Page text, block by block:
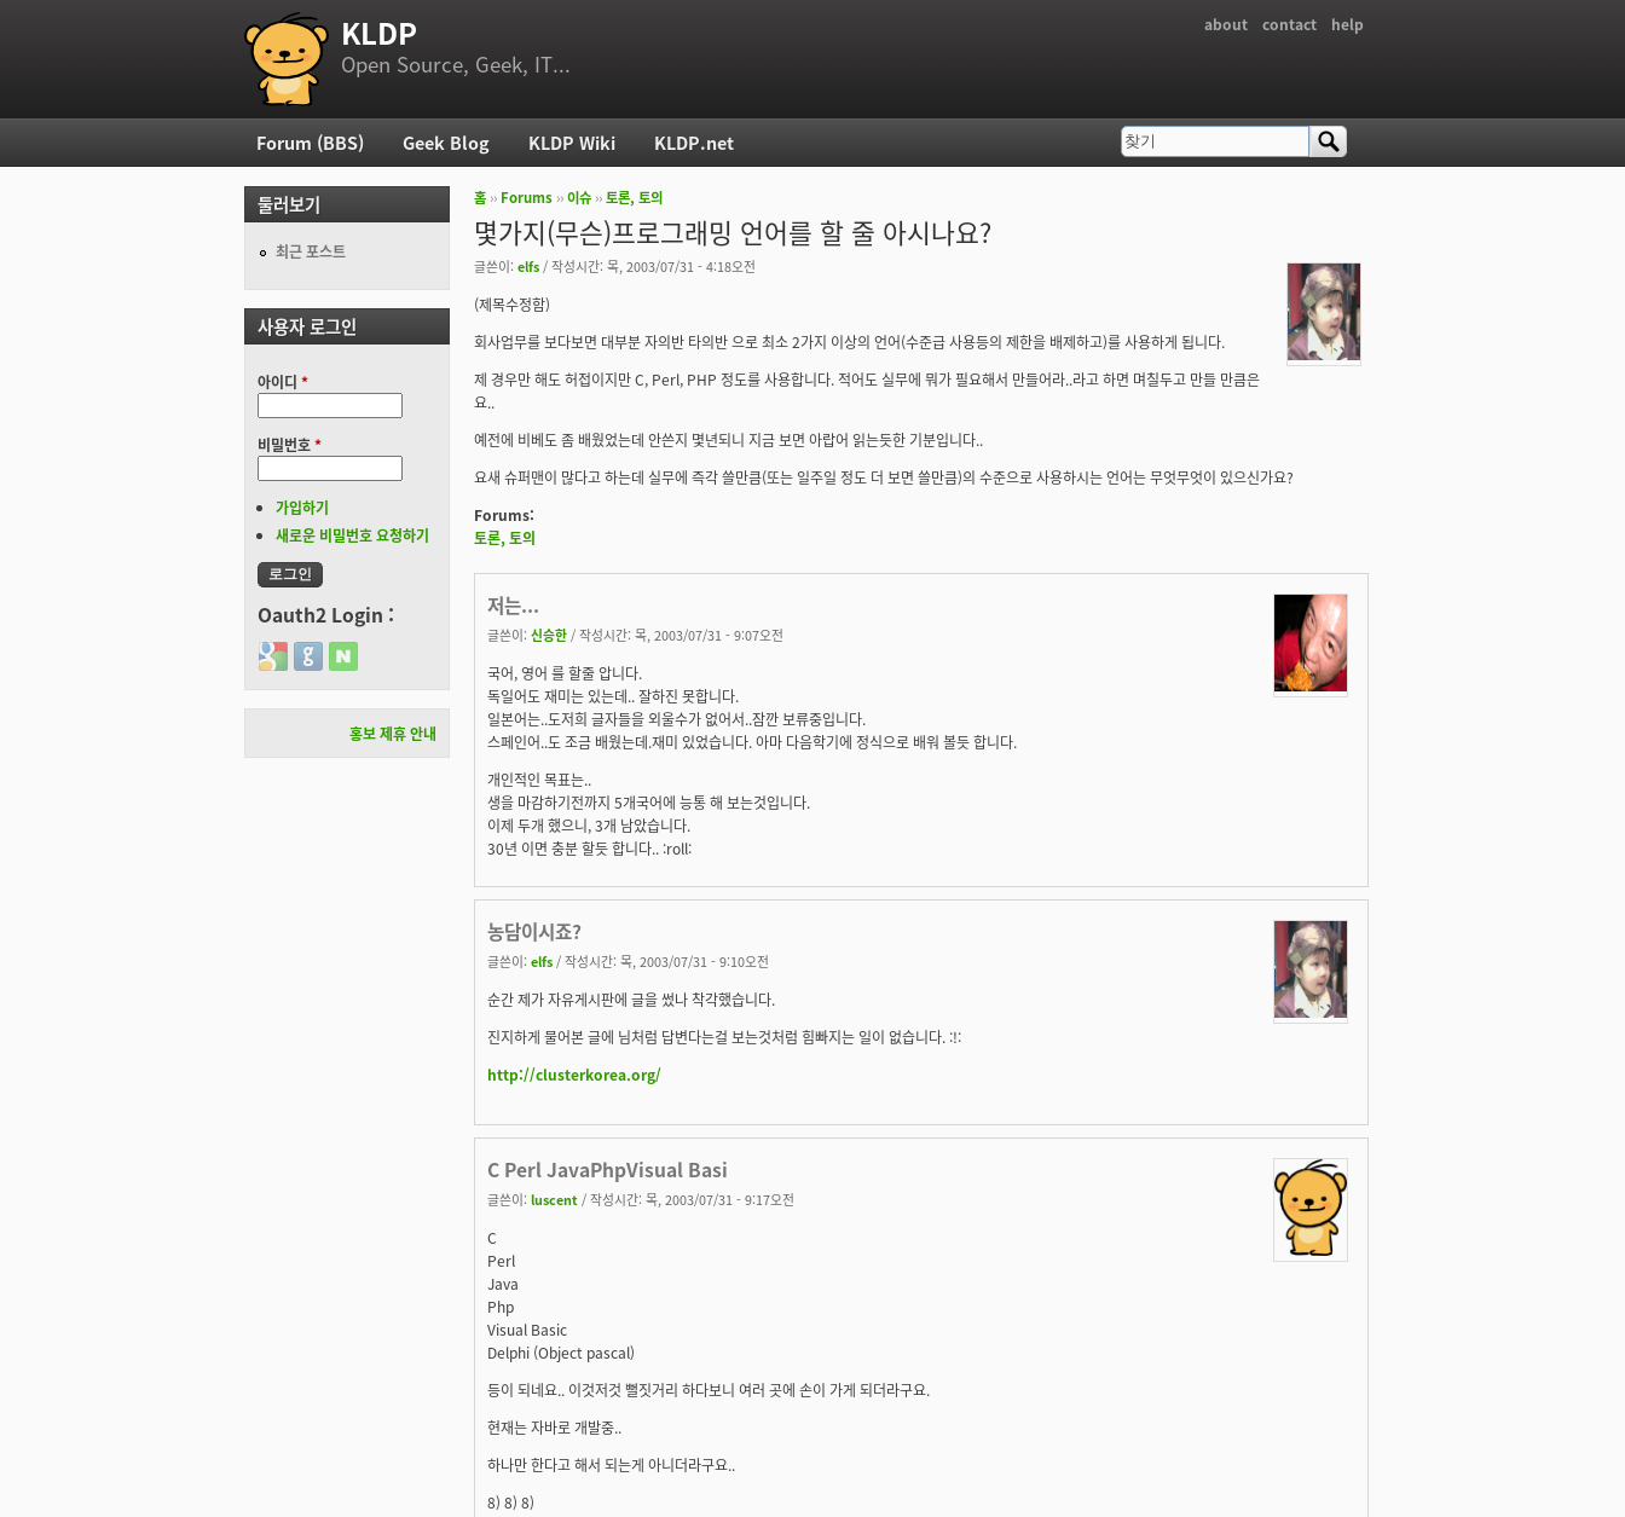
부 메뉴
about contact help
KLDP
Open Source, Geek, IT...
현재 위치
홈 ›› Forums ››이슈 ››토론, 토의
몇가지(무슨)프로그래밍 언어를 할 줄 아시나요?
글쓴이: elfs / 작성시간: 목, 2003/07/31 - 4:18오전
(제목수정함)
회사업무를 보다보면 대부분 자의반 타의반 으로 최소 2가지 이상의 언어(수준급 사용등의 제한을 배제하고)를 사용하게 됩니다.
제 경우만 해도 허접이지만 C, Perl, PHP 정도를 사용합니다. 적어도 실무에 뭐가 필요해서 만들어라..라고 하면 며칠두고 만들 만큼은
요..
예전에 비베도 좀 배웠었는데 안쓴지 몇년되니 지금 보면 아랍어 읽는듯한 기분입니다..
요새 슈퍼맨이 많다고 하는데 실무에 즉각 쓸만큼(또는 일주일 정도 더 보면 쓸만큼)의 수준으로 사용하시는 언어는 무엇무엇이 있으신가요?
Forums:
토론, 토의
저는...
글쓴이: 신승한 / 작성시간: 목, 2003/07/31 - 9:07오전
국어, 영어 를 할줄 압니다.
독일어도 재미는 있는데.. 잘하진 못합니다.
일본어는..도저희 글자들을 외울수가 없어서..잠깐 보류중입니다.
스페인어..도 조금 배웠는데.재미 있었습니다. 아마 다음학기에 정식으로 배워 볼듯 합니다.
개인적인 목표는..
생을 마감하기전까지 5개국어에 능통 해 보는것입니다.
이제 두개 했으니, 3개 남았습니다.
30년 이면 충분 할듯 합니다.. :roll:
농담이시죠?
글쓴이: elfs / 작성시간: 목, 2003/07/31 - 9:10오전
순간 제가 자유게시판에 글을 썼나 착각했습니다.
진지하게 물어본 글에 님처럼 답변다는걸 보는것처럼 힘빠지는 일이 없습니다. :!:
http://clusterkorea.org/
C Perl JavaPhpVisual Basi
글쓴이: luscent / 작성시간: 목, 2003/07/31 - 9:17오전
C
Perl
Java
Php
Visual Basic
Delphi (Object pascal)
등이 되네요.. 이것저것 뻘짓거리 하다보니 여러 곳에 손이 가게 되더라구요.
현재는 자바로 개발중..
하나만 한다고 해서 되는게 아니더라구요..
8) 8) 8)
주 메뉴
Forum (BBS) Geek Blog KLDP Wiki KLDP.net 검색 폼
찾기
둘러보기
최근 포스트
사용자 로그인
아이디 *
비밀번호*
가입하기
새로운 비밀번호 요청하기
Oauth2 Login :
Login with Google
Login with GitHub
Login with Naver
홍보 제휴 안내